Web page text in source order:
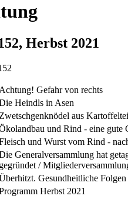
Herbst 2021
Achtung! Gefahr von rechts
Heindls in Asen
Zwetschgenknödel aus
und Rind - eine gute
und Wurst vom Rind -
Generalversammlung hat
gegründet /
Gesundheitliche
Herbst 2021